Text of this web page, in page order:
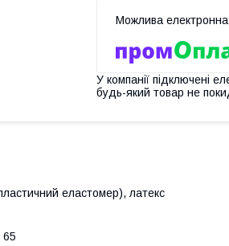
У компанії підключені
будь-який товар не
еластомер), латекс
65